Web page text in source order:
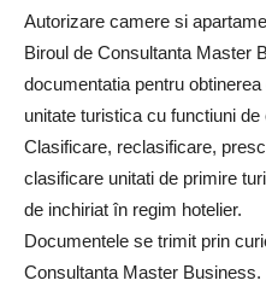
Autorizare camere si
Biroul de Consultanta Master
documentatia pentru
unitate turistica cu functiuni de
Clasificare, reclasificare,
clasificare unitati de primire
de inchiriat în regim hotelier.
Documentele se trimit prin
Consultanta Master Business.